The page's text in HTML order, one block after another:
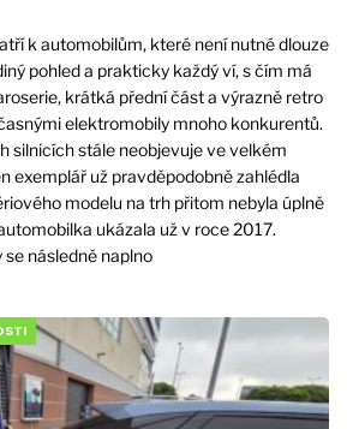
k automobilům, které není nutné dlouze
pohled a prakticky každý ví, s čím má
krátká přední část a výrazně retro
elektromobily mnoho konkurentů.
silnicích stále neobjevuje ve velkém
exemplář už pravděpodobně zahlédla
modelu na trh přitom nebyla úplně
ukázala už v roce 2017.
následně naplno